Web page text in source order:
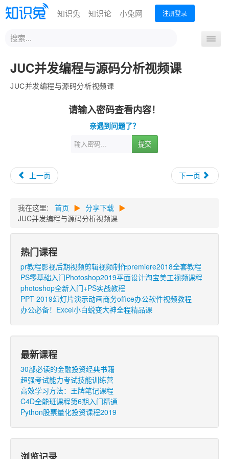
知识兔 知识论 小兔网 注册登录
站
内
索
导
首页 分享下载 办公技能 设计创作
运营营销
编程开发
从业考试 升学教育
JUC并发编程与源码分析视频课
JUC并发编程与源码分析视频课
请输入密码查看内容！
亲遇到问题了？
提交
上一页 下一页
我在这里: 首页 ▶ 分享下载 ▶
JUC并发编程与源码分析视频课
热门课程
pr教程影视后期视频剪辑视频制作premiere2018全套教程
PS零基础入门Photoshop2019平面设计淘宝美工视频课程
photoshop全新入门+PS实战教程
PPT 2019幻灯片演示动画商务office办公软件视频教程
办公必备！Excel小白蜕变大神全程精品课
最新课程
30部必读的金融投资经典书籍
超强考试能力考试技能训练营
高效学习方法：王牌笔记课程
C4D全能班课程第6期入门精通
Python股票量化投资课程2019